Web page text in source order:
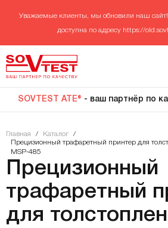
Уважаемые клиенты, мы обновили наш сайт!
доступна по адресу https://
SOVTEST ATE® - ваш партнёр по
Главная / Каталог
/
Прецизионный трафаретный принтер для
MSP-485
Прецизионный
трафаретный
для